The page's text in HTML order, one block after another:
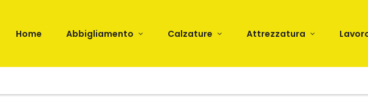
Home Abbigliamento Calzature Attrezzatura